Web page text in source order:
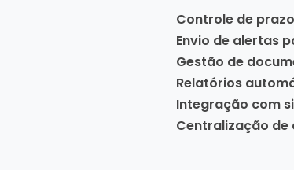
Controle de
Envio de alertas
Gestão de
Relatórios
Integração com
Centralização de